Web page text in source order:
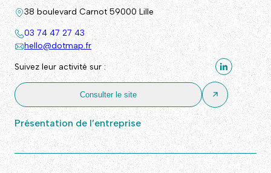
38 boulevard Carnot 59000 Lille
03 74 47 27 43
hello@dotmap.fr
Suivez leur activité sur :
Consulter le site
Présentation de l’entreprise